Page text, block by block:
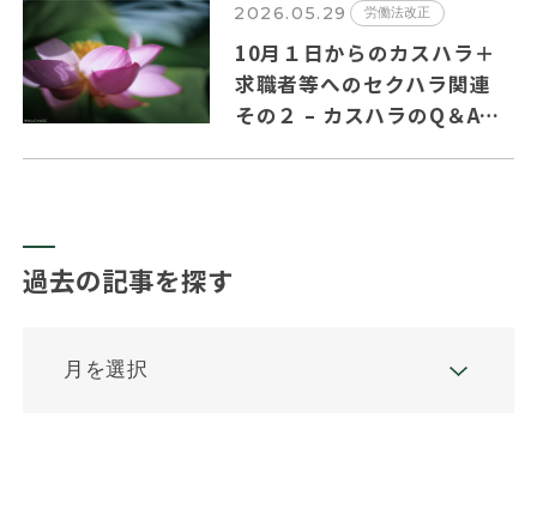
2026.05.29 労働法改正
10月１日からのカスハラ＋
求職者等へのセクハラ関連
その２ – カスハラのQ＆Aの
過去の記事を探す